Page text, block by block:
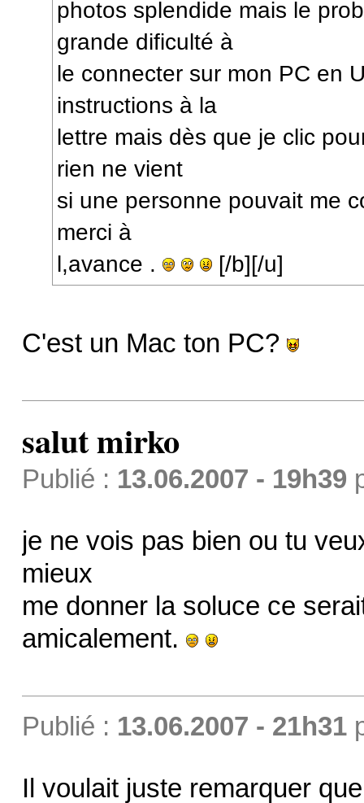
photos splendide mais le
grande dificulté à
le connecter sur mon PC en
instructions à la
lettre mais dès que je clic
rien ne vient
si une personne pouvait me
merci à
l,avance .
[/b][/u]
C'est un Mac ton PC?
salut mirko
Publié : 13.06.2007 - 19h39
je ne vois pas bien ou tu
mieux
me donner la soluce ce
amicalement.
Publié : 13.06.2007 - 21h31
Il voulait juste remarquer